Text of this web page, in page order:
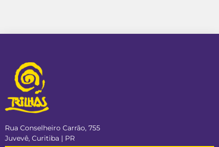
Rua Conselheiro Carrão, 755
Juvevê, Curitiba | PR